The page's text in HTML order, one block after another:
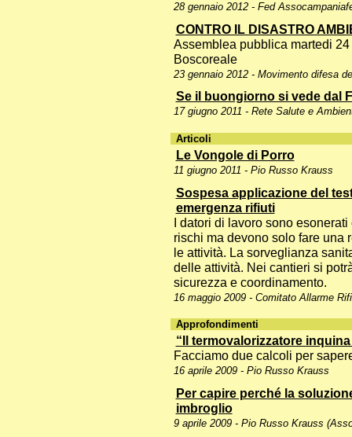
28 gennaio 2012 - Fed
CONTRO IL DISASTRO
Assemblea pubblica martedi
Boscoreale
23 gennaio 2012 - Movimento difesa
Se il buongiorno si vede dal
17 giugno 2011 - Rete Salute e
Articoli
Le Vongole di Porro
11 giugno 2011 - Pio Russo Krauss
Sospesa applicazione del
emergenza rifiuti
I datori di lavoro sono
rischi ma devono solo fare una
le attività. La sorveglianza
delle attività. Nei cantieri si
sicurezza e coordinamento.
16 maggio 2009 - Comitato Allarme
Approfondimenti
“Il termovalorizzatore
Facciamo due calcoli per
16 aprile 2009 - Pio Russo Krauss
Per capire perché la
imbroglio
9 aprile 2009 - Pio Russo Krauss